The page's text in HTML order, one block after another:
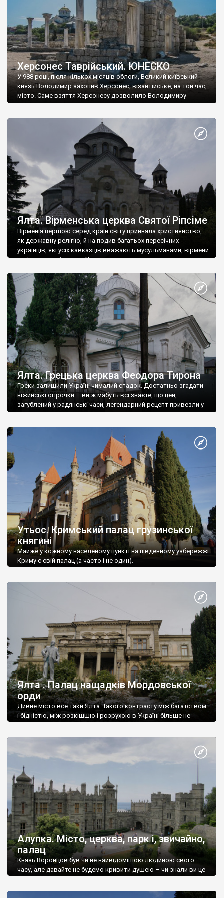
Херсонес Таврійський. ЮНЕСКО
У 988 році, після кількох місяців облоги, Великий київський
князь Володимир захопив Херсонес, візантійське, на той час,
місто. Саме взяття Херсонесу дозволило Володимиру
диктувати свої умови візантійському імператору Василю ІІ, та
Херсонесі Володимир-язичник, став Василем-християнином.
А потім було Хрещення Русі. На честь Херсонесу Таврійського
Ялта. Вірменська церква Святої Ріпсіме
Вірменія першою серед країн світу прийняла християнство,
як державну релігію, й на подив багатьох пересічних
українців, які усіх кавказців вважають мусульманами, вірмени
є відданими вірянами Христа
Ялта. Грецька церква Феодора Тирона
Греки залишили Україні чималий спадок. Достатньо згадати
ніжинські огірочки – ви ж мабуть всі знаєте, що цей,
загублений у радянські часи, легендарний рецепт привезли у
Ніжин греки?
Утьос. Кримський палац грузинської
княгині
Майже у кожному населеному пункті на південному узбережжі
Криму є свій палац (а часто і не один).
Ялта . Палац нащадків Мордовської
орди
Дивне місто все таки Ялта. Такого контрасту між багатством
і бідністю, між розкішшю і розрухою в Україні більше не
Алупка. Місто, церква, парк і, звичайно,
палац
Князь Воронцов був чи не найвідомішою людиною свого
часу, але давайте не будемо кривити душею – чи знали ви це